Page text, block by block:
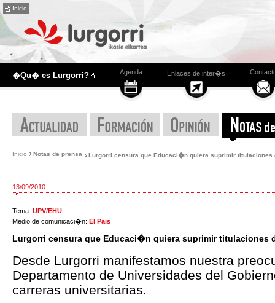
Inicio
�Qu� es Lurgorri? Agenda Enlaces de inter�s
Inicio Notas de prensa Lurgorri censura que Educaci�n quiera suprimir titulaciones
13/09/2010
Tema: UPV/EHU
Medio de comunicaci�n: El Pais
Lurgorri censura que Educaci�n quiera suprimir titulaciones
Desde Lurgorri manifestamos nuestra
Departamento de Universidades del
carreras universitarias.